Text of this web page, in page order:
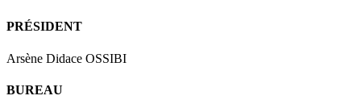
PRÉSIDENT
Arsène Didace OSSIBI
BUREAU